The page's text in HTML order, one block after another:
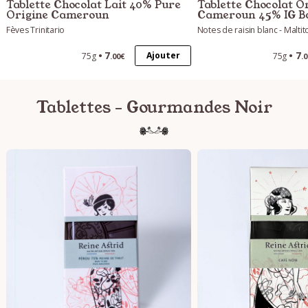
Tablette Chocolat Lait 40% Pure
Origine Cameroun
Fèves Trinitario
75g 7.00€ Ajouter
Tablette Chocolat
Cameroun 45% IG
Notes de raisin blanc -
75g 7
Tablettes - Gourmandes Noir